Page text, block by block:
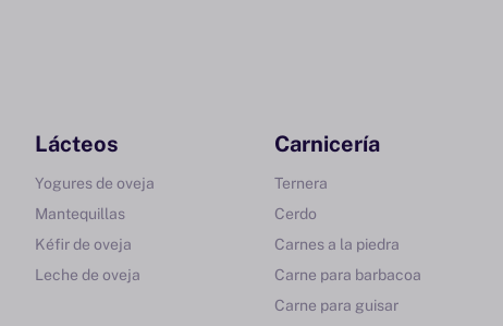
Lácteos
Yogures de oveja
Mantequillas
Kéfir de oveja
Leche de oveja
Carnicería
Ternera
Cerdo
Carnes a la piedra
Carne para barbacoa
Carne para guisar